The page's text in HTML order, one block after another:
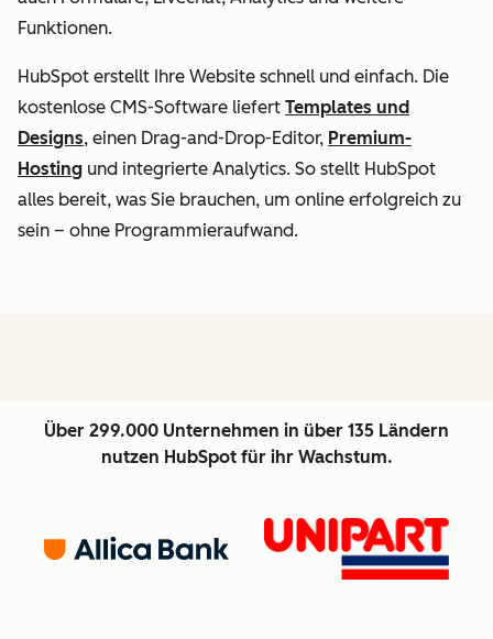
Funktionen.
HubSpot erstellt Ihre Website schnell und einfach. Die
kostenlose CMS-Software liefert Templates und
Designs, einen Drag-and-Drop-Editor, Premium-
Hosting und integrierte Analytics. So stellt HubSpot
alles bereit, was Sie brauchen, um online erfolgreich zu
sein – ohne Programmieraufwand.
Über 299.000 Unternehmen in über 135 Ländern
nutzen HubSpot für ihr Wachstum.